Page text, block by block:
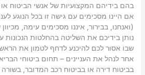
בהם בידיהם המקצועיות של אנשי הביטוח
אם היינו מסכימים עם גישה זו בכל הנוגע
(ואנחנו, בבירור, איננו מסכימים עימה,
נותן בידיכם את השליטה בהחלטות
שבו אסור לכם להיכנע לדחף לטמון את הראש
אחר לנהל את העניינים – תחום ביטוחי
בביטוח דירה או בביטוח רכב המדובר,